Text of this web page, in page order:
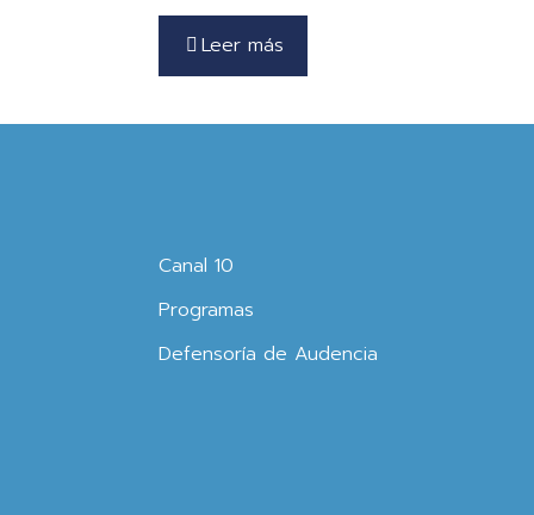
Leer más
Canal 10
Programas
Defensoría de Audencia